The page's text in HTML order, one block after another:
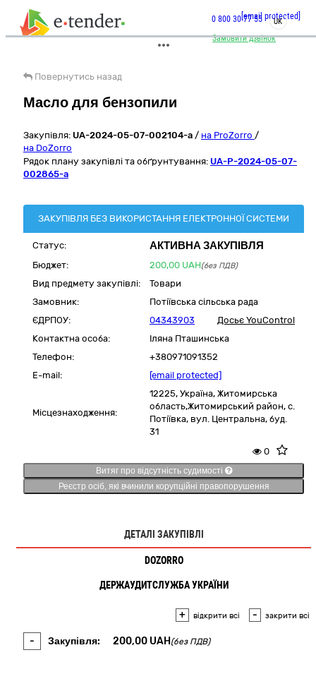
Замовити дзвінок
0 800 30 77 55[email protected]
UK
Повернутись назад
Масло для бензопили
Закупівля: UA-2024-05-07-002104-a / на ProZorro /
на DoZorro
Рядок плану закупівлі та обґрунтування: UA-P-2024-05-07-
002865-a
ЗАКУПІВЛЯ БЕЗ ВИКОРИСТАННЯ ЕЛЕКТРОННОЇ СИСТЕМИ
Статус: АКТИВНА ЗАКУПІВЛЯ
Бюджет: 200,00 UAH(без ПДВ)
Вид предмету закупівлі:
Товари
Замовник:
Потіївська сільська рада
ЄДРПОУ:
04343903
Досьє YouControl
Контактна особа:
Іляна Пташинська
Телефон:
+380971091352
E-mail:
[email protected]
Місцезнаходження:
12225, Україна, Житомирська
область,Житомирський район, с.
Потіївка, вул. Центральна, буд.
31
0
Витяг про відсутність судимості
Реєстр осіб, які вчинили корупційні правопорушення
ДЕТАЛІ ЗАКУПІВЛІ
DOZORRO
ДЕРЖАУДИТСЛУЖБА УКРАЇНИ
+ відкрити всі - закрити всі
- Закупівля: 200,00 UAH (без ПДВ)